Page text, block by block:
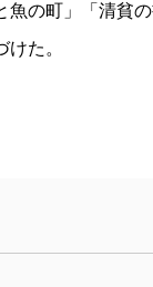
の町」「清貧
た。